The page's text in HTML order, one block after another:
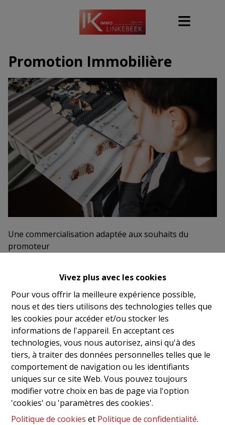
Vivez plus avec les cookies
Pour vous offrir la meilleure expérience possible,
nous et des tiers utilisons des technologies telles que
les cookies pour accéder et/ou stocker les
informations de l'appareil. En acceptant ces
technologies, vous nous autorisez, ainsi qu'à des
tiers, à traiter des données personnelles telles que le
comportement de navigation ou les identifiants
uniques sur ce site Web. Vous pouvez toujours
modifier votre choix en bas de page via l'option
'cookies' ou 'paramètres des cookies'.
Politique de cookies et Politique de confidentialité.
Promotion Immobilière
Une commercialisation adaptée aux souhaits du
promoteur
la vente sur plans maîtrisant les aspects
techniques, juridiques et commerciaux.
Assistance et conseil dans la conception des
appartements en fonction du type de
demande locale.
Détermination du prix de vente de chaque
appartement pondéré selon sa potentialité.
Un suivi complet depuis de la phase de
présentation jusqu’à la signature de l’acte
authentique.